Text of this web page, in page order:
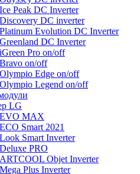
Peak DС Inverter
DC inverter
Evolution DC Inverter
DC Inverter
Pro on/off
on/off
Edge on/off
Legend on/off
LG
EVO MAX
Smart 2021
Smart Inverter
PRO
Objet Inverter
Plus Inverter